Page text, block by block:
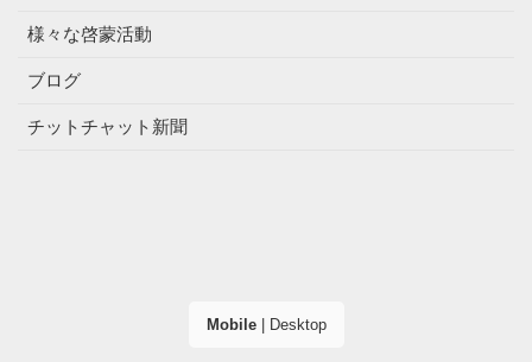
様々な啓蒙活動
ブログ
チットチャット新聞
Mobile| Desktop